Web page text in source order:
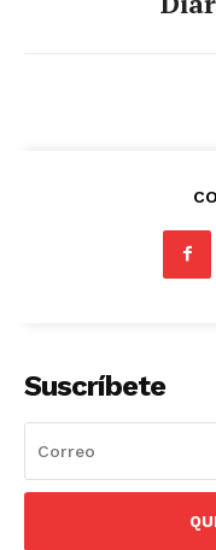
Suscríbete